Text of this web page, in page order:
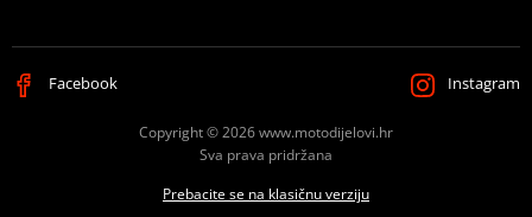
Facebook Instagram
Copyright © 2026 www.motodijelovi.hr
Sva prava pridržana
Prebacite se na klasičnu verziju